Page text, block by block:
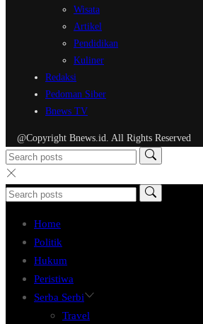
Wisata
Artikel
Pendidikan
Kuliner
Redaksi
Pedoman Siber
Bnews TV
@Copyright Bnews.id. All Rights Reserved
Home
Politik
Hukum
Peristiwa
Serba Serbi
Travel